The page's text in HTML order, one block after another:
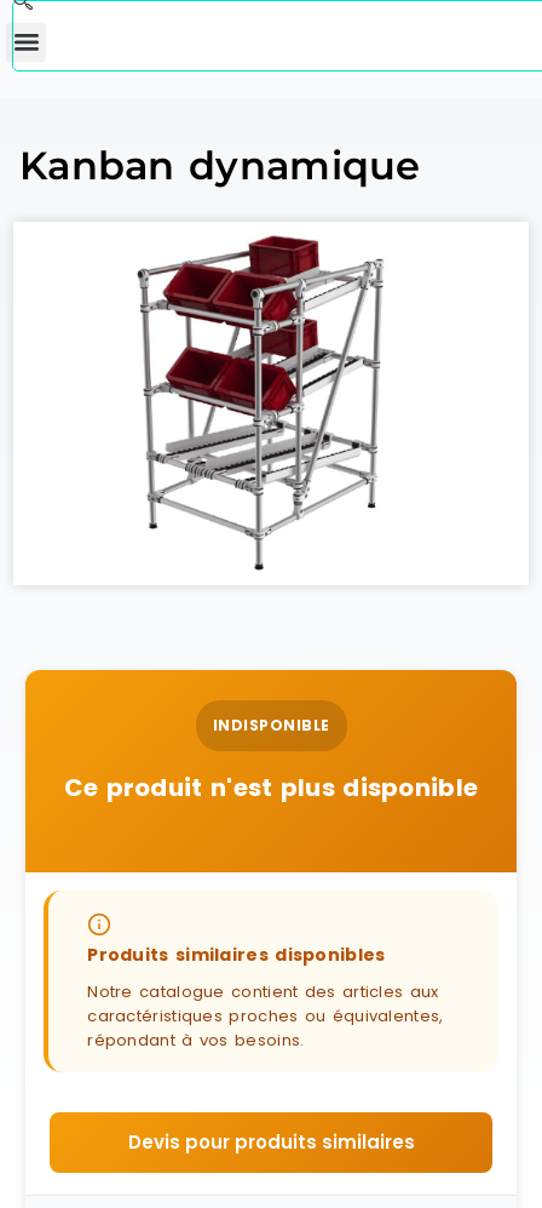
Kanban dynamique
INDISPONIBLE
Ce produit n'est plus disponible
Produits similaires disponibles
Notre catalogue contient des articles aux
caractéristiques proches ou équivalentes,
répondant à vos besoins.
Devis pour produits similaires